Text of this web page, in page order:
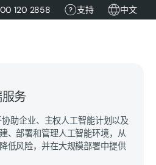
120 2858 支持 中文
务
助企业、主权人工智能计划以及
、部署和管理人工智能环境，从
低风险，并在大规模部署中提供